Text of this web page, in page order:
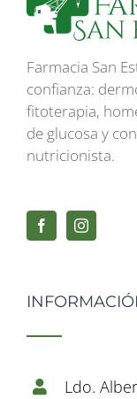
Farmacia San
confianza:
fitoterapia,
de glucosa y
nutricionista.
Ldo.